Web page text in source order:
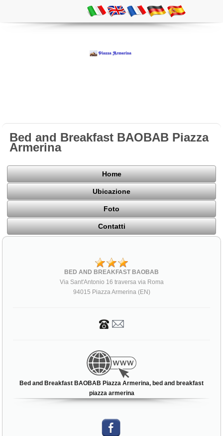
Bed and Breakfast BAOBAB Piazza
Armerina
Home
Ubicazione
Foto
Contatti
BED AND BREAKFAST BAOBAB
Via Sant'Antonio 16 traversa via Roma
94015 Piazza Armerina (EN)
Bed and Breakfast BAOBAB Piazza Armerina, bed and breakfast
piazza armerina